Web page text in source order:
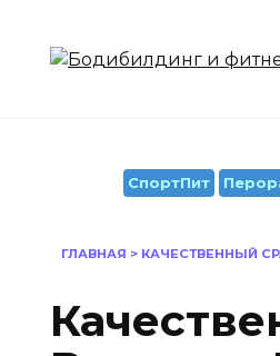
содержанию
СпортПит
ГЛАВНАЯ > КАЧЕСТВЕННЫЙ